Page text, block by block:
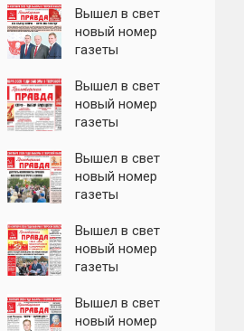
Вышел в свет
новый номер
газеты
правда"
Вышел в свет
новый номер
газеты
правда"
Вышел в свет
новый номер
газеты
правда"
Вышел в свет
новый номер
газеты
правда"
Вышел в свет
новый номер